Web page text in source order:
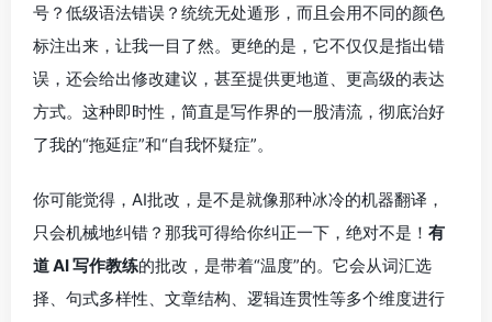
号？低级语法错误？统统无处遁形，而且会用不同的颜色
标注出来，让我一目了然。更绝的是，它不仅仅是指出错
误，还会给出修改建议，甚至提供更地道、更高级的表达
方式。这种即时性，简直是写作界的一股清流，彻底治好
了我的“拖延症”和“自我怀疑症”。
你可能觉得，AI批改，是不是就像那种冰冷的机器翻译，
只会机械地纠错？那我可得给你纠正一下，绝对不是！ 有
道 AI 写作教练的批改，是带着“温度”的。它会从词汇选
择、句式多样性、文章结构、逻辑连贯性等多个维度进行